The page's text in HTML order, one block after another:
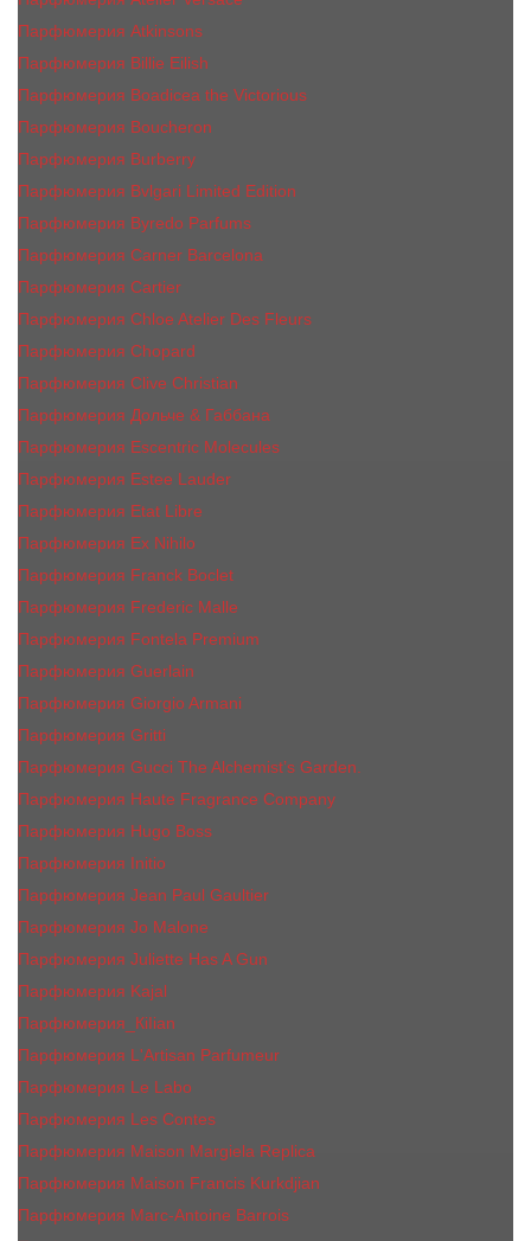
Парфюмерия Atkinsons
Парфюмерия Billie Eilish
Парфюмерия Boadicea the Victorious
Парфюмерия Boucheron
Парфюмерия Burberry
Парфюмерия Bvlgari Limited Edition
Парфюмерия Byredo Parfums
Парфюмерия Carner Barcelona
Парфюмерия Cartier
Парфюмерия Chloe Atelier Des Fleurs
Парфюмерия Сhopard
Парфюмерия Clive Christian
Парфюмерия Дольче & Габбана
Парфюмерия Escentric Molecules
Парфюмерия Estee Lаudеr
Парфюмерия Etat Libre
Парфюмерия Ex Nihilo
Парфюмерия Franck Boclet
Парфюмерия Frеderic Mаlle
Парфюмерия Fontela Premium
Парфюмерия Guerlain
Парфюмерия Giorgio Armani
Парфюмерия Gritti
Парфюмерия Gucci The Alchemist’s Garden.
Парфюмерия Haute Fragrance Company
Парфюмерия Hugo Boss
Парфюмерия Initio
Парфюмерия Jean Paul Gaultier
Парфюмерия Jо Malоnе
Парфюмерия Juliette Has A Gun
Парфюмерия Kajal
Парфюмерия_КiIiаn
Парфюмерия L'Artisan Parfumeur
Парфюмерия Le Labo
Парфюмерия Les Contes
Парфюмерия Maison Margiela Replica
Парфюмерия Maison Francis Kurkdjian
Парфюмерия Marc-Antoine Barrois